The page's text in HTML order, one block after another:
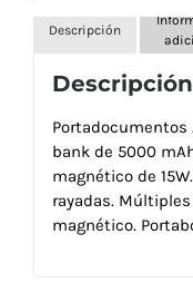
Descripción
Descripción
Portadocumentos
bank de 5000
magnético de
rayadas.
magnético.